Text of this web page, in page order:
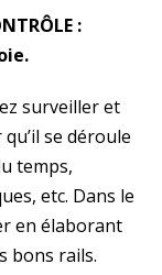
:
surveiller et
se déroule
temps,
etc. Dans le
en élaborant
bons rails.